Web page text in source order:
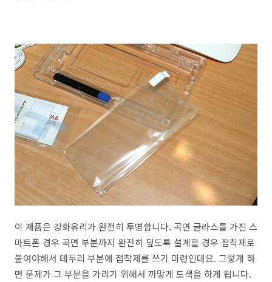
이 제품은 강화유리가 완전히 투명합니다. 곡면 글라스를 가진 스
마트폰 경우 곡면 부분까지 완전히 덮도록 설계할 경우 접착제로
붙여야해서 테두리 부분에 접착제를 쓰기 마련인데요. 그렇게 하
면 문제가 그 부분을 가리기 위해서 까맣게 도색을 하게 됩니다.